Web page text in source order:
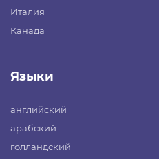
Италия
Канада
Языки
английский
арабский
голландский